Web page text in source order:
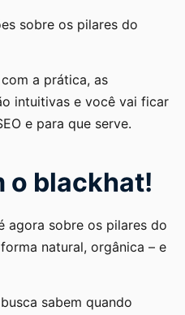
sobre os pilares do
a prática, as
intuitivas e você vai ficar
e para que serve.
o blackhat!
agora sobre os pilares do
natural, orgânica – e
sabem quando